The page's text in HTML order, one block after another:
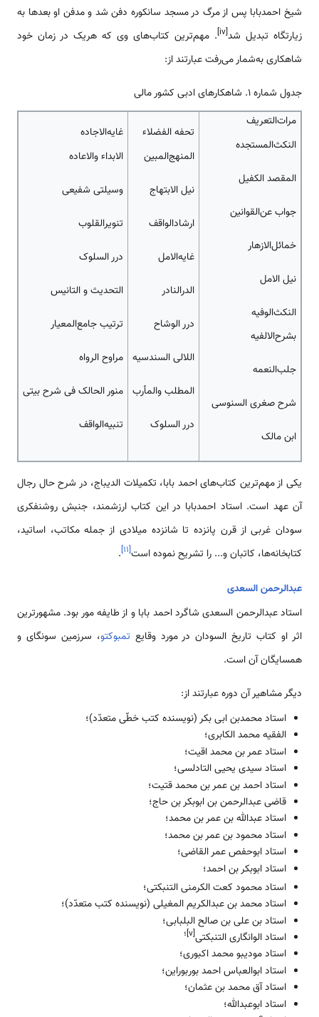
شیخ احمدبابا پس از مرگ در مسجد سانکوره دفن شد و مدفن او بعدها به
زیارتگاه تبدیل شد[iv]
. مهم‌ترین کتاب‌های وی که هریک در زمان خود
شاهکاری به‌شمار می‌رفت عبارتند از:
جدول شماره 1. شاهکارهای ادبی کشور مالی
مرات‌التعریف
النکث‌المستجده
المقصد الکفیل
جواب عن‌القوانین
خمائل‌الازهار
نیل الامل
النکث‌الوفیه
بشرح‌الالفیه
جلب‌النعمه
شرح صغری السنوسی
ابن مالک
تحفه الفضلاء
المنهج‌المبین
نیل الابتهاج
ارشادالواقف
غایه‌الامل
الدرالنادر
درر الوشاح
اللالی السندسیه
المطلب والمأرب
درر السلوک
غایه‌الاجاده
الابداء والاعاده
وسیلتی شفیعی
تنویرالقلوب
درر السلوک
التحدیث و التانیس
ترتیب جامع‌المعیار
مراوح الرواه
منور الحالک فی شرح بیتی
تنبیه‌الواقف
یکی از مهم‌ترین کتاب‌های احمد بابا، تکمیلات الدیباج، در شرح حال رجال
آن عهد است. استاد احمدبابا در این کتاب ارزشمند، جنبش روشنفکری
سودان غربی از قرن پانزده تا شانزده میلادی از جمله مکاتب، اساتید،
کتابخانه‌ها، کاتبان و... را تشریح نموده است[۱۱]
.
عبدالرحمن السعدی
استاد عبدالرحمن السعدی شاگرد احمد بابا و از طایفه مور بود. مشهور‌‌‌‌ترین
اثر او کتاب تاریخ السودان در مورد وقایع تمبوکتو، سرزمین سونگای و
همسایگان آن است.
دیگر مشاهیر آن دوره عبارتند از:
استاد محمدبن ابی بکر (نویسنده کتب خطّی متعدّد)؛
الفقیه محمد الکابری؛
استاد عمر بن محمد اقیت؛
استاد سیدی یحیی التادلسی؛
استاد احمد بن عمر بن محمد قتیت؛
قاضی عبدالرحمن بن ابوبکر بن حاج؛
استاد عبدالله بن عمر بن محمد؛
استاد محمود بن عمر بن محمد؛
استاد ابوحفص عمر القاضی؛
استاد ابوبکر بن احمد؛
استاد محمود کعت الکرمنی التنبکتی؛
استاد محمد بن عبدالکریم المغیلی (نویسنده کتب متعدّد)؛
استاد بن علی بن صالح البلبابی؛
استاد الوانگاری التنبکتی[v]؛
استاد مودیبو محمد اکبوری؛
استاد ابوالعباس احمد بوربوراین؛
استاد آق محمد بن عثمان؛
استاد ابوعبدالله؛